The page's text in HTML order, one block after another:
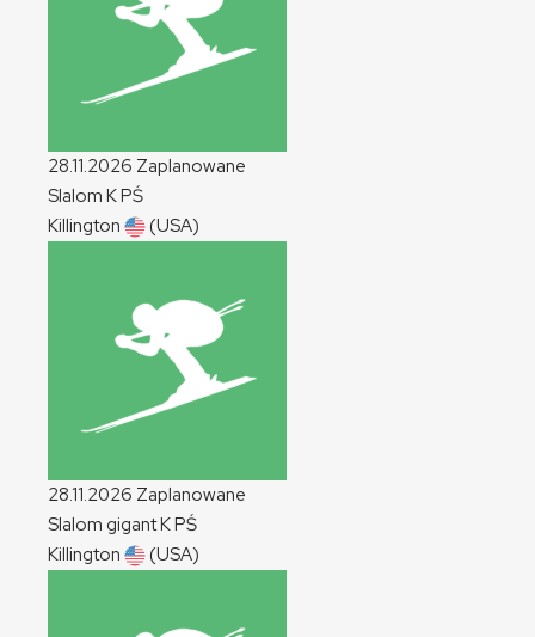
28.11.2026 Zaplanowane
Slalom KPŚ
Killington
(USA)
28.11.2026 Zaplanowane
Slalom gigantKPŚ
Killington
(USA)